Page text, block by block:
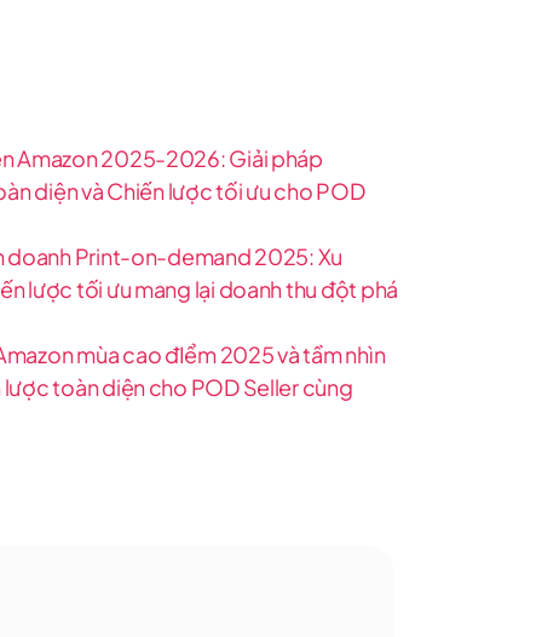
Amazon 2025-2026: Giải pháp
diện và Chiến lược tối ưu cho POD
doanh Print-on-demand 2025: Xu
lược tối ưu mang lại doanh thu đột phá
mùa cao đIểm 2025 và tầm nhìn
toàn diện cho POD Seller cùng